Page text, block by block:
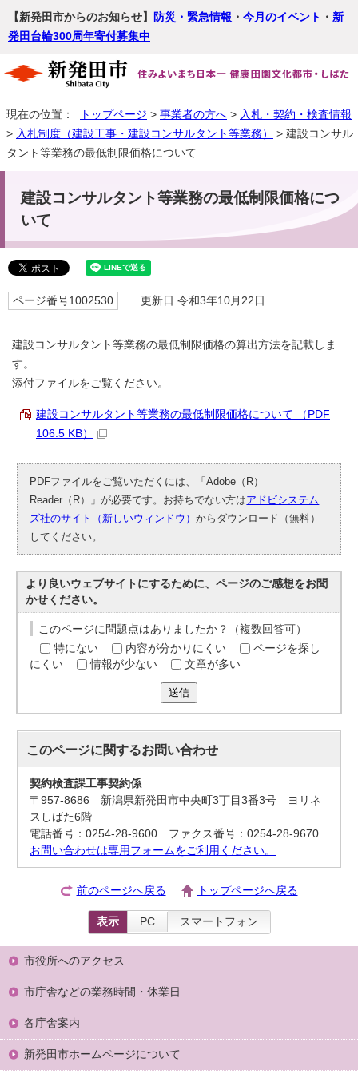
【新発田市からのお知らせ】 防災・緊急情報 ・ 今月のイベント ・ 新
発田台輪300周年寄付募集中
現在の位置： トップページ > 事業者の方へ > 入札・契約・検査情報
> 入札制度（建設工事・建設コンサルタント等業務）
> 建設コンサル
タント等業務の最低制限価格について
建設コンサルタント等業務の最低制限価格につ
いて
ページ番号1002530 更新日 令和3年10月22日
建設コンサルタント等業務の最低制限価格の算出方法を記載しま
す。
添付ファイルをご覧ください。
建設コンサルタント等業務の最低制限価格について （PDF
106.5 KB）
PDFファイルをご覧いただくには、「Adobe（R）
Reader（R）」が必要です。お持ちでない方はアドビシステム
ズ社のサイト（新しいウィンドウ）からダウンロード（無料）
してください。
より良いウェブサイトにするために、ページのご感想をお聞
かせください。
このページに問題点はありましたか？（複数回答可）
特にない
内容が分かりにくい
ページを探し
にくい
情報が少ない 文章が多い
送信
このページに関するお問い合わせ
契約検査課工事契約係
〒957-8686 新潟県新発田市中央町3丁目3番3号 ヨリネ
スしばた6階
電話番号：0254-28-9600 ファクス番号：0254-28-9670
お問い合わせは専用フォームをご利用ください。
前のページへ戻る トップページへ戻る
表示 PC スマートフォン
市役所へのアクセス
市庁舎などの業務時間・休業日
各庁舎案内
新発田市ホームページについて